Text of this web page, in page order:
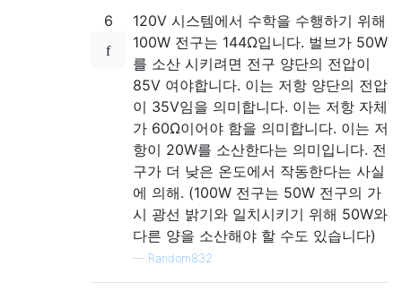
6
120V 시스템에서 수학을 수행하기 위해
100W 전구는 144Ω입니다. 벌브가 50W
를 소산 시키려면 전구 양단의 전압이
85V 여야합니다. 이는 저항 양단의 전압
이 35V임을 의미합니다. 이는 저항 자체
가 60Ω이어야 함을 의미합니다. 이는 저
항이 20W를 소산한다는 의미입니다. 전
구가 더 낮은 온도에서 작동한다는 사실
에 의해. (100W 전구는 50W 전구의 가
시 광선 밝기와 일치시키기 위해 50W와
다른 양을 소산해야 할 수도 있습니다)
— Random832